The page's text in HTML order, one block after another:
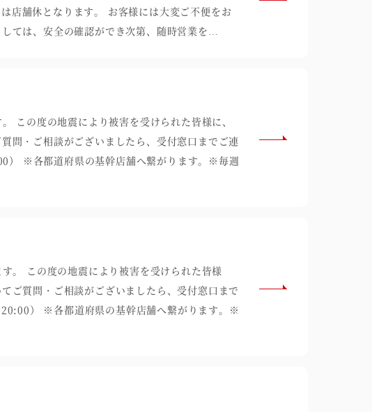
舗休となります。 お客様には大変ご不便をお
ては、安全の確認ができ次第、随時営業を…
この度の地震により被害を受けられた皆様に、
問・ご相談がございましたら、受付窓口までご連
） ※各都道府県の基幹店舗へ繋がります。※毎週
。 この度の地震により被害を受けられた皆様
ご質問・ご相談がございましたら、受付窓口まで
） ※各都道府県の基幹店舗へ繋がります。※